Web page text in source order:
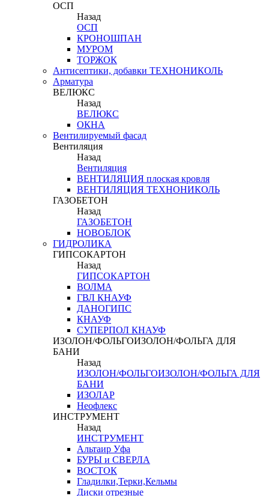
ОСП
Назад
ОСП
КРОНОШПАН
МУРОМ
ТОРЖОК
Антисептики, добавки ТЕХНОНИКОЛЬ
Арматура
ВЕЛЮКС
Назад
ВЕЛЮКС
ОКНА
Вентилируемый фасад
Вентиляция
Назад
Вентиляция
ВЕНТИЛЯЦИЯ плоская кровля
ВЕНТИЛЯЦИЯ ТЕХНОНИКОЛЬ
ГАЗОБЕТОН
Назад
ГАЗОБЕТОН
НОВОБЛОК
ГИДРОЛИКА
ГИПСОКАРТОН
Назад
ГИПСОКАРТОН
ВОЛМА
ГВЛ КНАУФ
ДАНОГИПС
КНАУФ
СУПЕРПОЛ КНАУФ
ИЗОЛОН/ФОЛЬГОИЗОЛОН/ФОЛЬГА ДЛЯ
БАНИ
Назад
ИЗОЛОН/ФОЛЬГОИЗОЛОН/ФОЛЬГА ДЛЯ
БАНИ
ИЗОЛАР
Неофлекс
ИНСТРУМЕНТ
Назад
ИНСТРУМЕНТ
Альтаир Уфа
БУРЫ и СВЕРЛА
ВОСТОК
Гладилки,Терки,Кельмы
Диски отрезные